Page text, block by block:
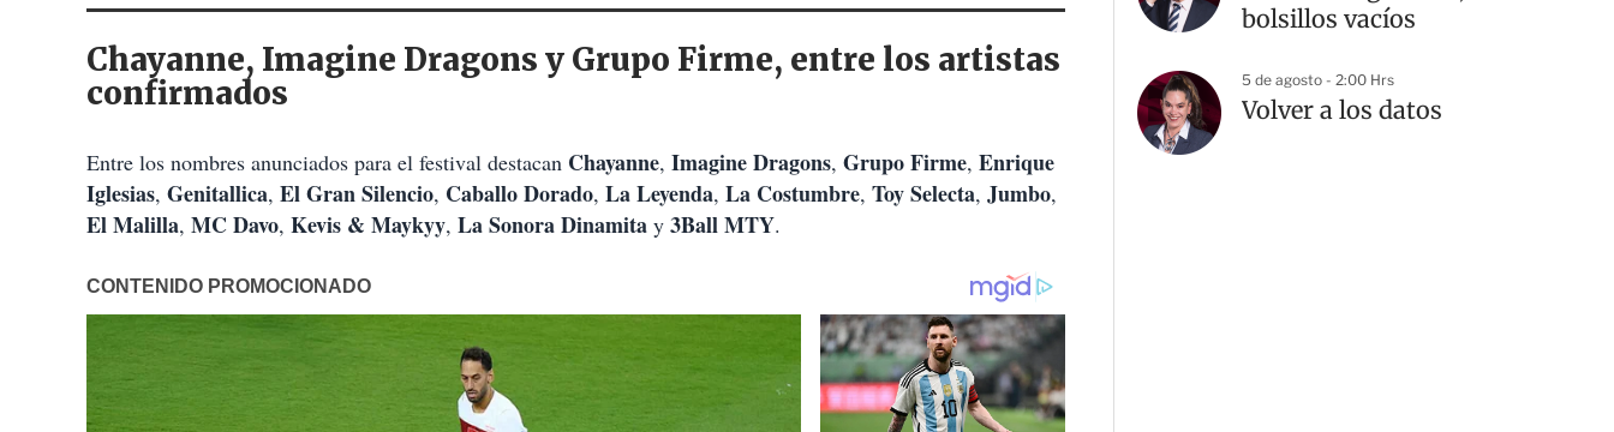
Chayanne, Imagine Dragons y Grupo Firme, entre los artistas
confirmados
Entre los nombres anunciados para el festival destacan Chayanne, Imagine Dragons, Grupo Firme, Enrique
Iglesias, Genitallica, El Gran Silencio, Caballo Dorado, La Leyenda, La Costumbre, Toy Selecta, Jumbo,
El Malilla, MC Davo, Kevis & Maykyy, La Sonora Dinamita y 3Ball MTY.
bolsillos vacíos
5 de agosto - 2:00 Hrs
Volver a los datos